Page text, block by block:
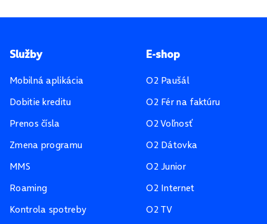
Pätička stránky
Služby
Mobilná aplikácia
Dobitie kreditu
Prenos čísla
Zmena programu
MMS
Roaming
Kontrola spotreby
E-shop
O2 Paušál
O2 Fér na faktúru
O2 Voľnosť
O2 Dátovka
O2 Junior
O2 Internet
O2 TV